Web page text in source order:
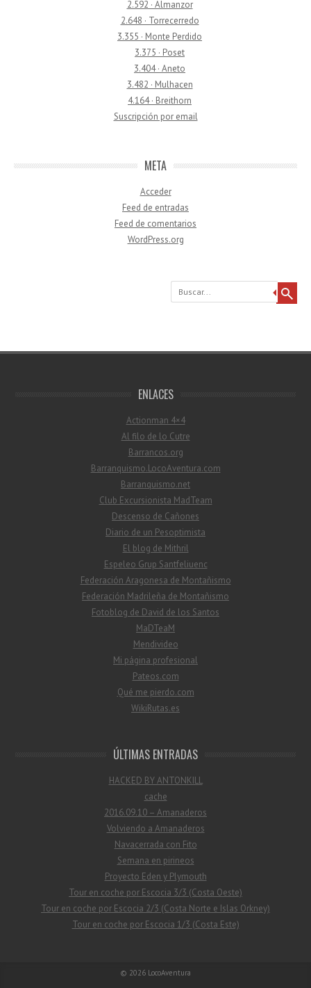
2.592 · Almanzor
2.648 · Torrecerredo
3.355 · Monte Perdido
3.375 · Poset
3.404 · Aneto
3.482 · Mulhacen
4.164 · Breithorn
Suscripción por email
META
Acceder
Feed de entradas
Feed de comentarios
WordPress.org
Buscar
ENLACES
Actionman 4×4
Al filo de lo Cutre
Barrancos.org
Barranquismo.LocoAventura.com
Barranquismo.net
Club Excursionista MadTeam
Descenso de Cañones
Diario de un Pesoptimista
El blog de Mithril
Espeleo Grup Santfeliuenc
Federación Aragonesa de Montañismo
Federación Madrileña de Montañismo
Fotoblog de David de los Santos
MaDTeaM
Mendivideo
Mi página profesional
Pateos.com
Qué me pierdo.com
WikiRutas.es
ÚLTIMAS ENTRADAS
HACKED BY ANTONKILL
cache
2016.09.10 – Amanaderos
Volviendo a Amanaderos
Navacerrada con Fito
Semana en pirineos
Proyecto Eden y Plymouth
Tour en coche por Escocia 3/3 (Costa Oeste)
Tour en coche por Escocia 2/3 (Costa Norte e Islas Orkney)
Tour en coche por Escocia 1/3 (Costa Este)
© 2026 LocoAventura